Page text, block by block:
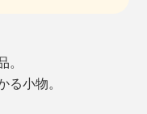
小物。